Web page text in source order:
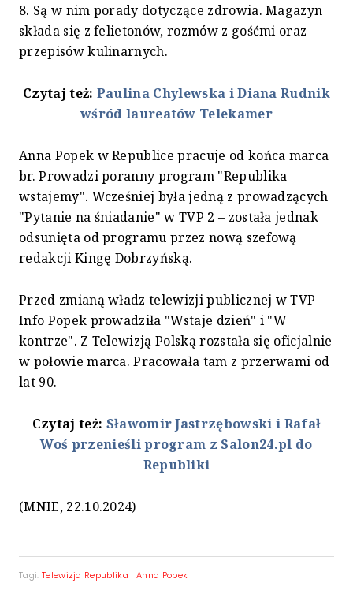
8. Są w nim porady dotyczące zdrowia. Magazyn
składa się z felietonów, rozmów z gośćmi oraz
przepisów kulinarnych.
Czytaj też: Paulina Chylewska i Diana Rudnik
wśród laureatów Telekamer
Anna Popek w Republice pracuje od końca marca
br. Prowadzi poranny program "Republika
wstajemy". Wcześniej była jedną z prowadzących
"Pytanie na śniadanie" w TVP 2 – została jednak
odsunięta od programu przez nową szefową
redakcji Kingę Dobrzyńską.
Przed zmianą władz telewizji publicznej w TVP
Info Popek prowadziła "Wstaje dzień" i "W
kontrze". Z Telewizją Polską rozstała się oficjalnie
w połowie marca. Pracowała tam z przerwami od
lat 90.
Czytaj też: Sławomir Jastrzębowski i Rafał
Woś przenieśli program z Salon24.pl do
Republiki
(MNIE, 22.10.2024)
Tagi: Telewizja Republika | Anna Popek